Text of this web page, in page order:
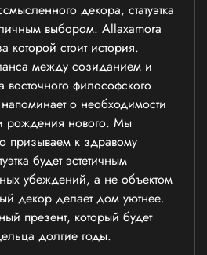
декора, статуэтка
выбором. Allaxamora
которой стоит история.
между созиданием и
философского
о необходимости
рождения нового. Мы
призываем к здравому
будет эстетичным
убеждений, а не объектом
декор делает дом уютнее.
презент, который будет
долгие годы.